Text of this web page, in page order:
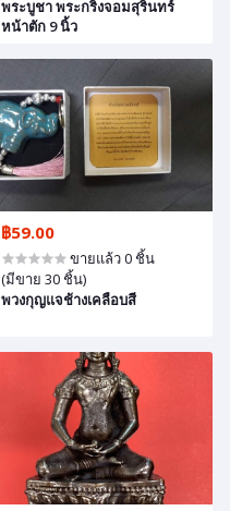
พระบูชา พระกริ่งจอมสุรินทร์
หน้าตัก 9 นิ้ว
฿59.00
ขายแล้ว 0 ชิ้น
(มีขาย 30 ชิ้น)
พวงกุญแจช้างเคลือบสี